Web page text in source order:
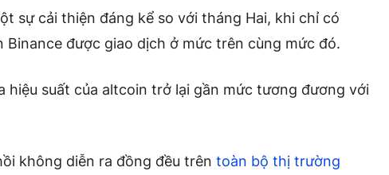
sự cải thiện đáng kể so với tháng Hai, khi chỉ có
Binance được giao dịch ở mức trên cùng mức đó.
hiệu suất của altcoin trở lại gần mức tương đương với
không diễn ra đồng đều trên toàn bộ thị trường